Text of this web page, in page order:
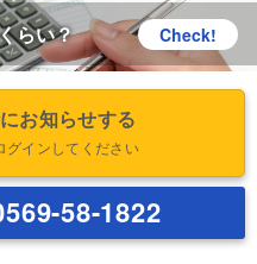
らい？ Check!
お知らせする
グインしてください
58-1822